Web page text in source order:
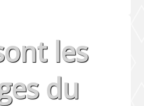
les
du